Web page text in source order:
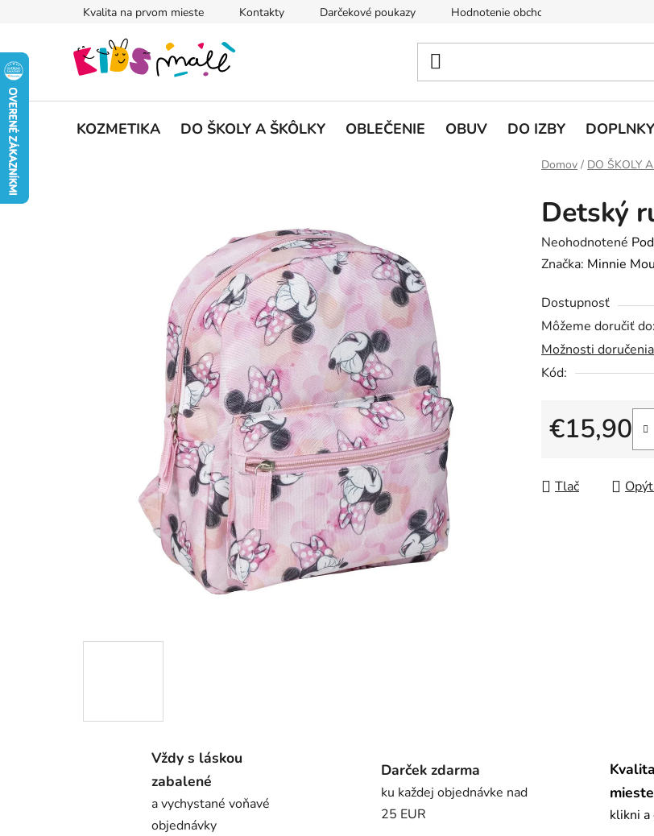
Kvalita na prvom mieste Kontakty Darčekové poukazy Hodnotenie obchodu
KOZMETIKA DO ŠKOLY A ŠKÔLKY OBLEČENIE OBUV DO IZBY DOPLNKY
Domov / DO ŠKOLY
Detský
Priemerné
hodnotenie
je
0,0
z
5
Neohodnotené
Značka: Minnie
Dostupnosť
Môžeme doručiť do:
Možnosti doručenia
Kód:
€15,90
Jednotková cena:
Tlač
Vždy s láskou
zabalené
a vychystané voňavé
objednávky
Darček zdarma
ku každej objednávke nad
25 EUR
mieste
klikni a